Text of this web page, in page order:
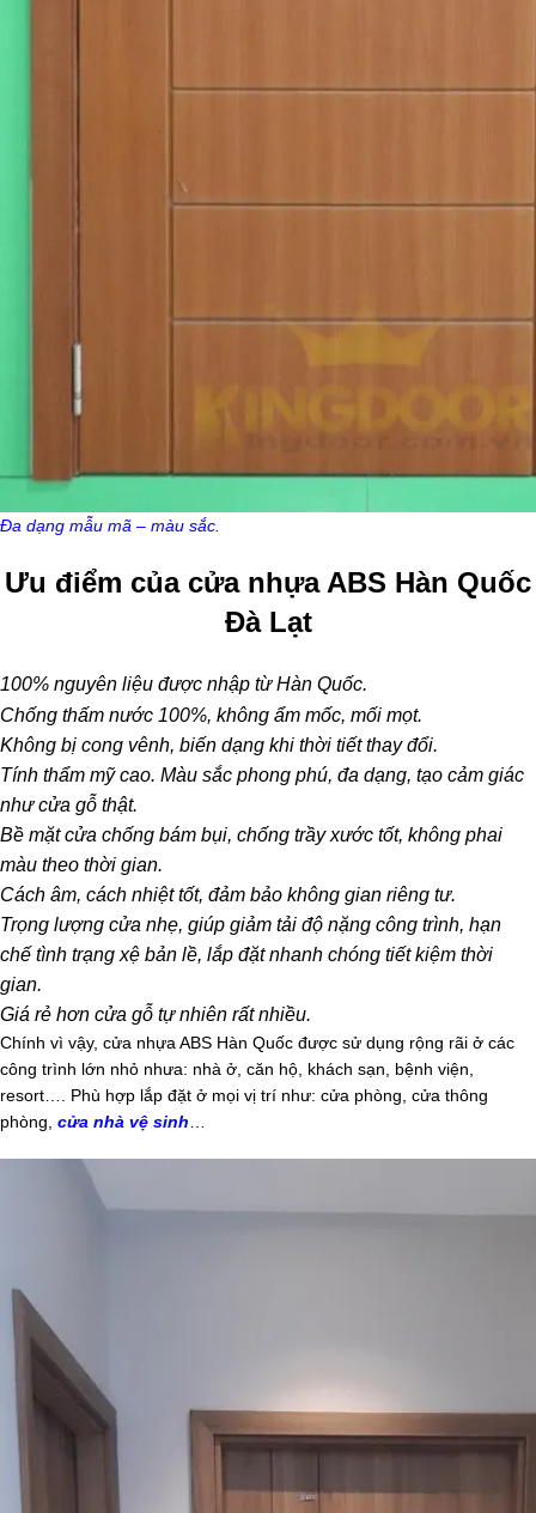
Đa dạng mẫu mã – màu sắc.
Ưu điểm của cửa nhựa ABS Hàn Quốc
Đà Lạt
100% nguyên liệu được nhập từ Hàn Quốc.
Chống thấm nước 100%, không ẩm mốc, mối mọt.
Không bị cong vênh, biến dạng khi thời tiết thay đổi.
Tính thẩm mỹ cao. Màu sắc phong phú, đa dạng, tạo cảm giác
như cửa gỗ thật.
Bề mặt cửa chống bám bụi, chống trầy xước tốt, không phai
màu theo thời gian.
Cách âm, cách nhiệt tốt, đảm bảo không gian riêng tư.
Trọng lượng cửa nhẹ, giúp giảm tải độ nặng công trình, hạn
chế tình trạng xệ bản lề, lắp đặt nhanh chóng tiết kiệm thời
gian.
Giá rẻ hơn cửa gỗ tự nhiên rất nhiều.
Chính vì vậy, cửa nhựa ABS Hàn Quốc được sử dụng rộng rãi ở các
công trình lớn nhỏ nhưa: nhà ở, căn hộ, khách sạn, bệnh viện,
resort…. Phù hợp lắp đặt ở mọi vị trí như: cửa phòng, cửa thông
phòng, cửa nhà vệ sinh